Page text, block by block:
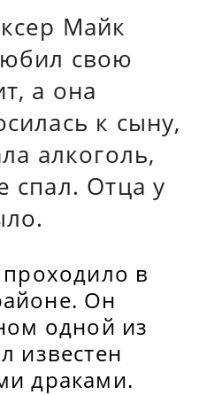
Майк
свою
а она
к сыну,
алкоголь,
спал. Отца у
проходило в
Он
одной из
известен
драками.